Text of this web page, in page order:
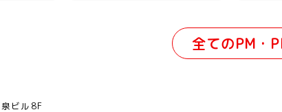
全てのPM・
ビル8F